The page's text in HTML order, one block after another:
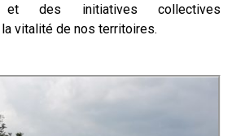
et des initiatives collectives
vitalité de nos territoires.